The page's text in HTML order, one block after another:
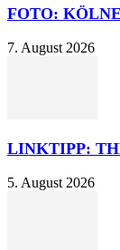
FOTO:
7. August 2026
LINKTIPP:
5. August 2026